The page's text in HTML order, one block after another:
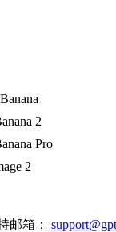
2
Pro
2
邮箱：